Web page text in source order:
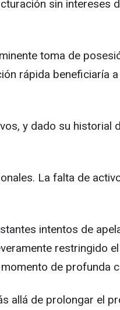
sin intereses
toma de
rápida beneficiaría
y dado su
La falta de
intentos de
restringido
de profunda
allá de prolongar el